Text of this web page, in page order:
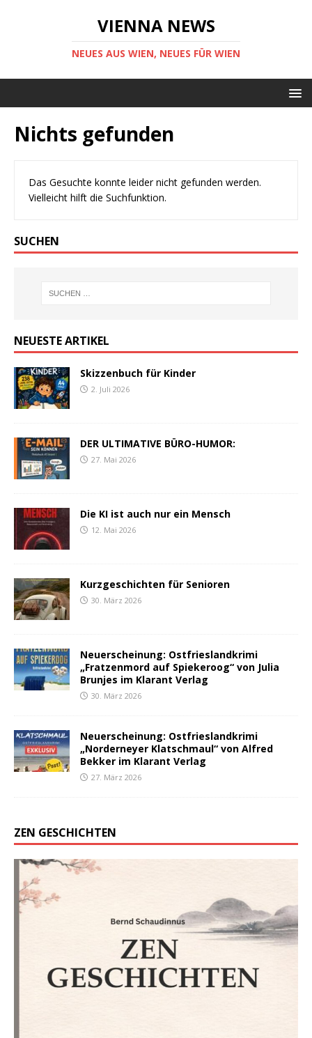
VIENNA NEWS
NEUES AUS WIEN, NEUES FÜR WIEN
Nichts gefunden
Das Gesuchte konnte leider nicht gefunden werden.
Vielleicht hilft die Suchfunktion.
SUCHEN
NEUESTE ARTIKEL
Skizzenbuch für Kinder
2. Juli 2026
DER ULTIMATIVE BÜRO-HUMOR:
27. Mai 2026
Die KI ist auch nur ein Mensch
12. Mai 2026
Kurzgeschichten für Senioren
30. März 2026
Neuerscheinung: Ostfrieslandkrimi
„Fratzenmord auf Spiekeroog“ von Julia
Brunjes im Klarant Verlag
30. März 2026
Neuerscheinung: Ostfrieslandkrimi
„Norderneyer Klatschmaul“ von Alfred
Bekker im Klarant Verlag
27. März 2026
ZEN GESCHICHTEN